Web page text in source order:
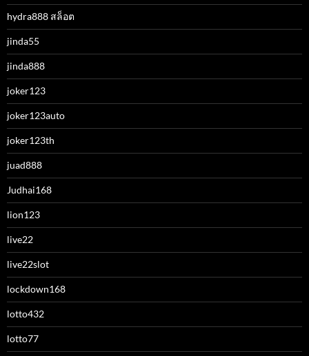
hydra888 สล็อต
jinda55
jinda888
joker123
joker123auto
joker123th
juad888
Judhai168
lion123
live22
live22slot
lockdown168
lotto432
lotto77